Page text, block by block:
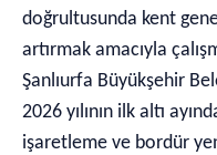
doğrultusunda kent
artırmak amacıyla
Şanlıurfa Büyükşehir
2026 yılının ilk altı
işaretleme ve bordür